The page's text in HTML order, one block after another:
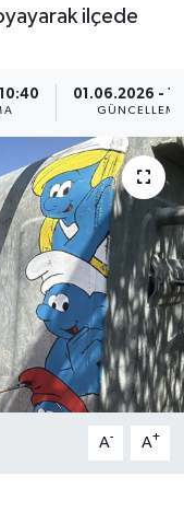
ilçede
01.06.2026 -
GÜNCELLEME
A- A+